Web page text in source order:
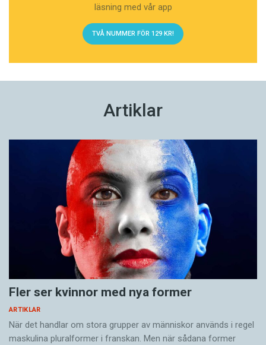
läsning med vår app
TVÅ NUMMER FÖR 129 KR!
Artiklar
Fler ser kvinnor med nya former
ARTIKLAR
När det handlar om stora grupper av människor används i regel
maskulina pluralformer i franskan. Men när sådana ­former